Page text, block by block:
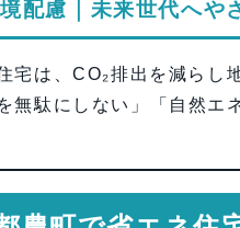
配慮｜未来世代へや
宅は、CO₂排出を減らし
を無駄にしない」「自然